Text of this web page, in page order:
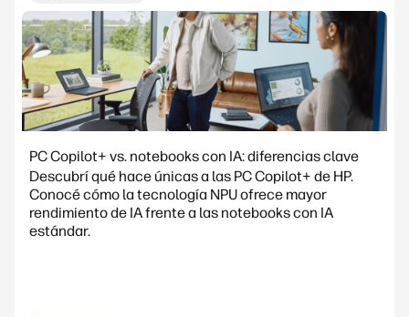
PC Copilot+ vs. notebooks con IA: diferencias clave
Descubrí qué hace únicas a las PC Copilot+ de HP.
Conocé cómo la tecnología NPU ofrece mayor
rendimiento de IA frente a las notebooks con IA
estándar.